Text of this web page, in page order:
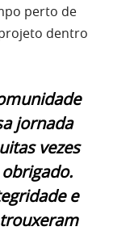
perto de
dentro
jornada
vezes
e